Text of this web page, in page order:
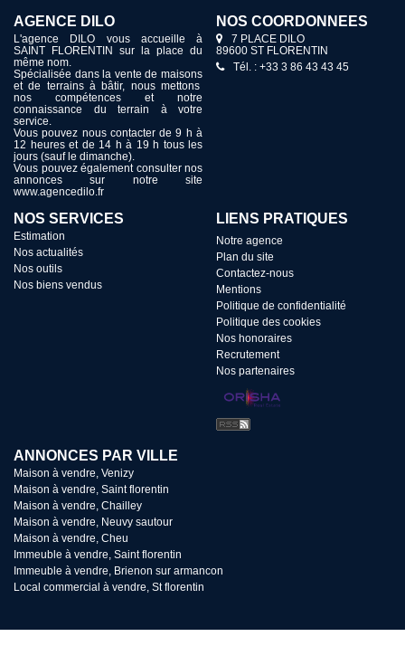
AGENCE DILO
L'agence DILO vous accueille à
SAINT FLORENTIN sur la place du
même nom.
Spécialisée dans la vente de maisons
et de terrains à bâtir, nous mettons
nos compétences et notre
connaissance du terrain à votre
service.
Vous pouvez nous contacter de 9 h à
12 heures et de 14 h à 19 h tous les
jours (sauf le dimanche).
Vous pouvez également consulter nos
annonces sur notre site
www.agencedilo.fr
NOS COORDONNÉES
7 PLACE DILO
89600 ST FLORENTIN
Tél. : +33 3 86 43 43 45
NOS SERVICES
Estimation
Nos actualités
Nos outils
Nos biens vendus
LIENS PRATIQUES
Notre agence
Plan du site
Contactez-nous
Mentions
Politique de confidentialité
Politique des cookies
Nos honoraires
Recrutement
Nos partenaires
ANNONCES PAR VILLE
Maison à vendre, Venizy
Maison à vendre, Saint florentin
Maison à vendre, Chailley
Maison à vendre, Neuvy sautour
Maison à vendre, Cheu
Immeuble à vendre, Saint florentin
Immeuble à vendre, Brienon sur armancon
Local commercial à vendre, St florentin